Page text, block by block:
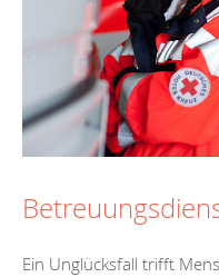
Ein Unglücksfall trifft